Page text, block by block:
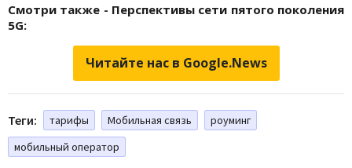
Смотри также - Перспективы сети пятого поколения
5G:
Читайте нас в Google.News
Теги: тарифы Мобильная связь
роуминг
мобильный оператор